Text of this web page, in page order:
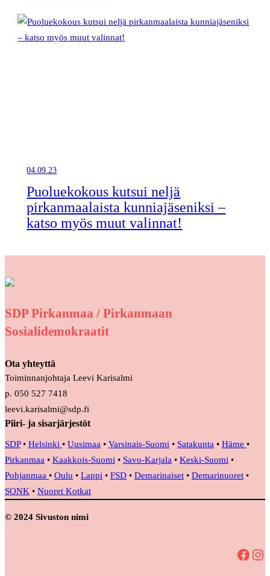
04.09.23
Puoluekokous kutsui neljä
pirkanmaalaista kunniajäseniksi –
katso myös muut valinnat!
SDP Pirkanmaa / Pirkanmaan
Sosialidemokraatit
Ota yhteyttä
Toiminnanjohtaja Leevi Karisalmi
p. 050 527 7418
leevi.karisalmi@sdp.fi
Piiri- ja sisarjärjestöt
SDP• Helsinki • Uusimaa • Varsinais-Suomi • Satakunta • Häme •
Pirkanmaa • Kaakkois-Suomi • Savo-Karjala • Keski-Suomi •
Pohjanmaa • Oulu • Lappi • FSD • Demarinaiset • Demarinuoret •
SONK • Nuoret Kotkat
© 2024 Sivuston nimi
Facebook Instagram